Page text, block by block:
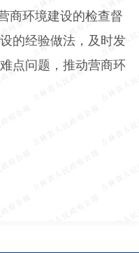
商环境建设的检查督
的经验做法，及时发
点问题，推动营商环